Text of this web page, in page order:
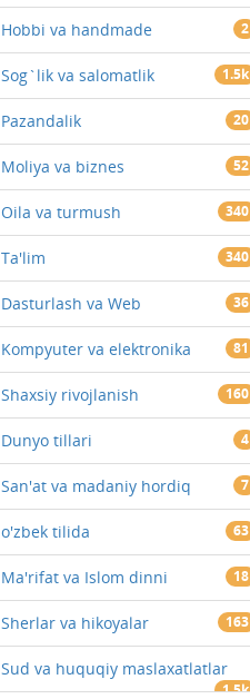
Hobbi va handmade 2
Sog`lik va salomatlik 1.5k
Pazandalik 20
Moliya va biznes 52
Oila va turmush 340
Ta'lim 340
Dasturlash va Web 36
Kompyuter va elektronika 81
Shaxsiy rivojlanish 160
Dunyo tillari 4
San'at va madaniy hordiq 7
o'zbek tilida 63
Ma'rifat va Islom dinni 18
Sherlar va hikoyalar 163
Sud va huquqiy maslaxatlatlar
1.5k